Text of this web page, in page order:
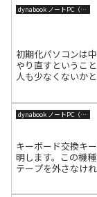
dynabook ノートPC（旧東芝）
初期化パソコンは
やり直すというこ
人も少なくないか
dynabook ノートPC（旧東芝）
キーボード交換キ
明します。この機
テープを外さなけ